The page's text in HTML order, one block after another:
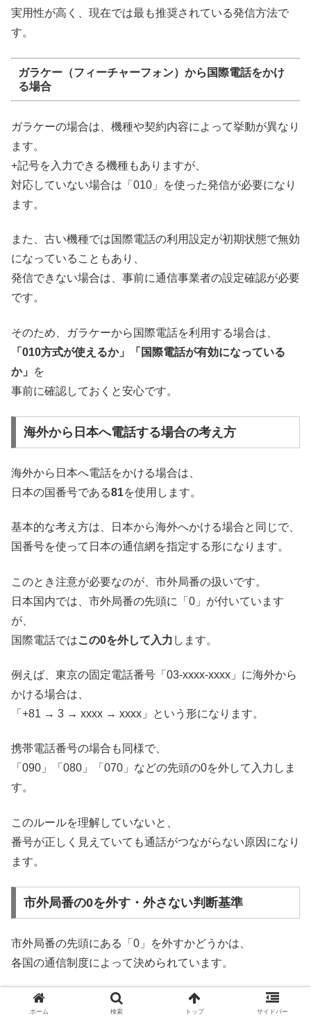
実用性が高く、現在では最も推奨されている発信方法で
す。
ガラケー（フィーチャーフォン）から国際電話をかけ
る場合
ガラケーの場合は、機種や契約内容によって挙動が異なり
ます。
+記号を入力できる機種もありますが、
対応していない場合は「010」を使った発信が必要になり
ます。
また、古い機種では国際電話の利用設定が初期状態で無効
になっていることもあり、
発信できない場合は、事前に通信事業者の設定確認が必要
です。
そのため、ガラケーから国際電話を利用する場合は、
「010方式が使えるか」「国際電話が有効になっている
か」
を
事前に確認しておくと安心です。
海外から日本へ電話する場合の考え方
海外から日本へ電話をかける場合は、
日本の国番号である81を使用します。
基本的な考え方は、日本から海外へかける場合と同じで、
国番号を使って日本の通信網を指定する形になります。
このとき注意が必要なのが、市外局番の扱いです。
日本国内では、市外局番の先頭に「0」が付いています
が、
国際電話ではこの0を外して入力 します。
例えば、東京の固定電話番号「03-xxxx-xxxx」に海外から
かける場合は、
「+81 → 3 → xxxx → xxxx」という形になります。
携帯電話番号の場合も同様で、
「090」「080」「070」などの先頭の0を外して入力しま
す。
このルールを理解していないと、
番号が正しく見えていても通話がつながらない原因になり
ます。
市外局番の0を外す・外さない判断基準
市外局番の先頭にある「0」を外すかどうかは、
各国の通信制度によって決められています。
多くの国では、日本と同様に国際電話の際は先頭の0を省
略しますが、
ホーム 検索 トップ サイドバー